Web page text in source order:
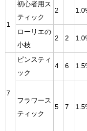
1
初心者用ス
ティック
2
ローリエの
小枝
2 2
7
ピンスティ
ック
4 6
フラワース
ティック
5 7